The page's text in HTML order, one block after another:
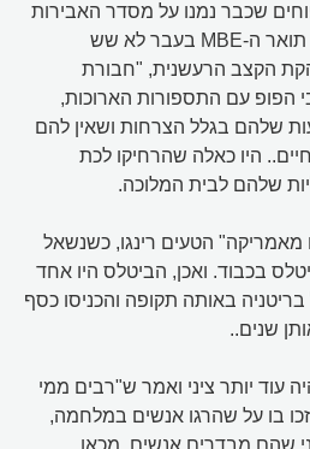
שכבר נמנו על מסדר האבירות
היה גדול. איש מבין מקבלי תואר ה-MBE בעבר לא שש
הקצב הרעשנית, "חבורת
הפופ עם התספורות הארוכות,
שלהם בגלל הצרחות ושאין להם
היו כאלה שהרחיקו לכת
שלהם לבית המלוכה.
הטעים רינגו, כשנשאל
בכבוד. ואכן, הביטלס היו אחד
בריטניה באותה תקופה והכניסו כסף
שנים..
עוד יותר ציני ואמר ש"רבים ממי
בו על שהרגו אנשים במלחמה,
שהם מבדרים אנשים, מכאן